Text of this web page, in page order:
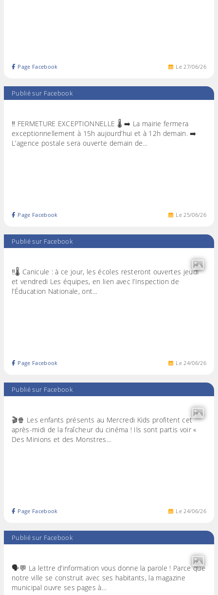
Le27/06/26
Page Facebook
Publié sur Facebook
‼️ FERMETURE EXCEPTIONNELLE 🌡️ ➡️ La mairie fermera
exceptionnellement à 15h aujourd’hui et à 12h demain. ➡️
L’agence postale sera ouverte demain de…
Le25/06/26
Page Facebook
Publié sur Facebook
‼️🌡️ Canicule : à ce jour, les écoles resteront ouvertes jeudi
et vendredi Les équipes, en lien avec l’Inspection de
l’Éducation Nationale, ont…
Le24/06/26
Page Facebook
Publié sur Facebook
🎬🍿 Les enfants présents au Mercredi Kids profitent cet
après-midi de la fraîcheur du cinéma ! Ils sont partis voir «
Des Minions et des Monstres…
Le24/06/26
Page Facebook
Publié sur Facebook
🗣️💬 La lettre d’information vous donne la parole ! Parce que
notre ville se construit avec ses habitants, la magazine
municipal ouvre ses pages à…